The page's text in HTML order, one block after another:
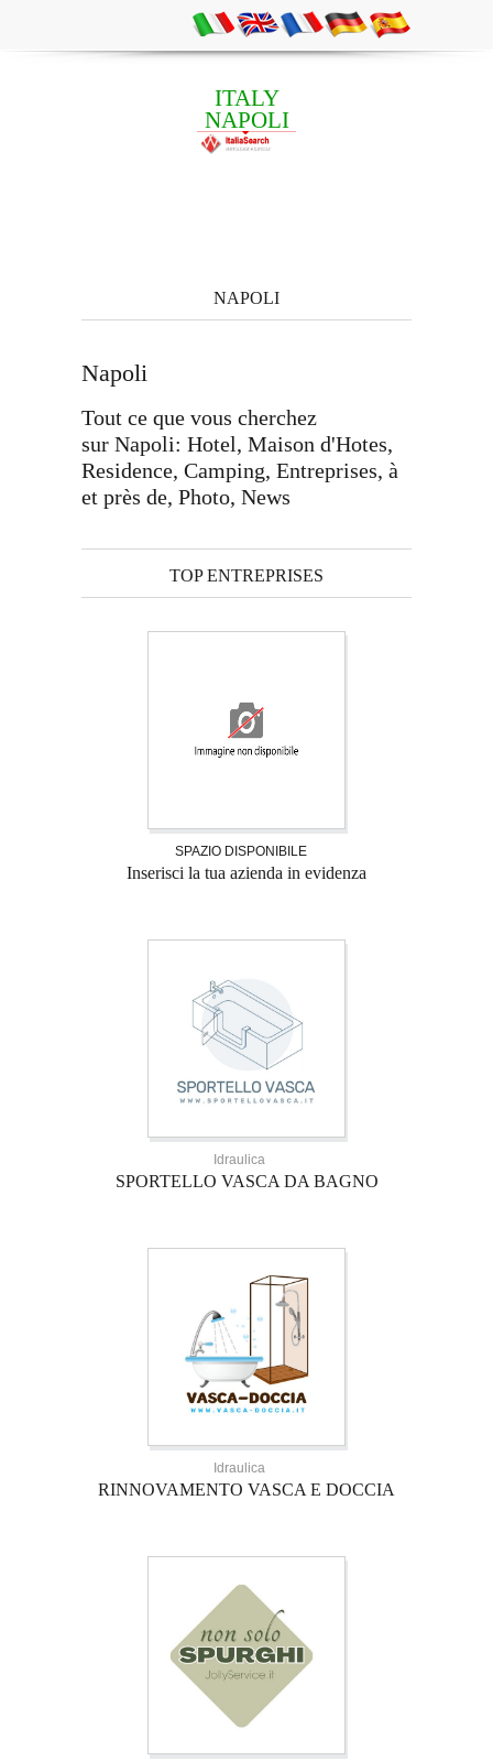
ITALY
NAPOLI
NAPOLI
Napoli
Tout ce que vous cherchez
sur Napoli: Hotel, Maison d'Hotes,
Residence, Camping, Entreprises, à
et près de, Photo, News
TOP ENTREPRISES
SPAZIO DISPONIBILE
Inserisci la tua azienda in evidenza
Idraulica
SPORTELLO VASCA DA BAGNO
Idraulica
RINNOVAMENTO VASCA E DOCCIA